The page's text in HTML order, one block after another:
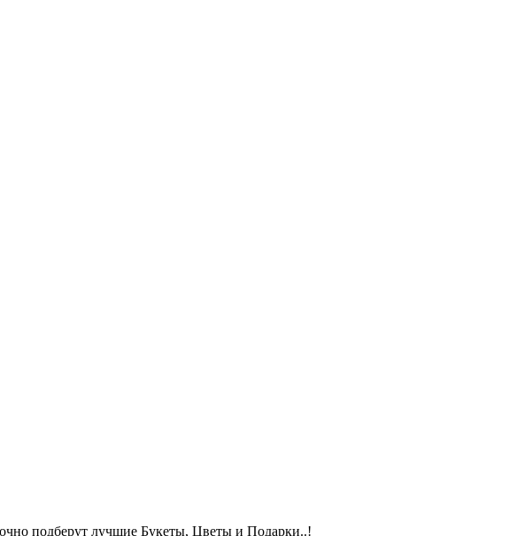
подберут лучшие Букеты, Цветы и Подарки..!